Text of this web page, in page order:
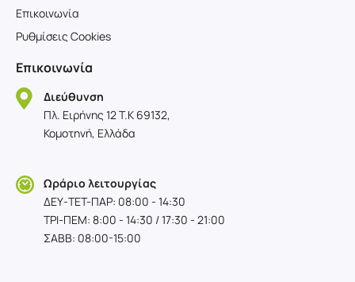
Επικοινωνία
Ρυθμίσεις Cookies
Επικοινωνία
Διεύθυνση
Πλ. Ειρήνης 12 T.K 69132,
Κομοτηνή, Ελλάδα
Ωράριο λειτουργίας
ΔΕΥ-TET-ΠΑΡ: 08:00 - 14:30
ΤΡΙ-ΠΕΜ: 8:00 - 14:30 / 17:30 - 21:00
ΣΑΒΒ: 08:00-15:00